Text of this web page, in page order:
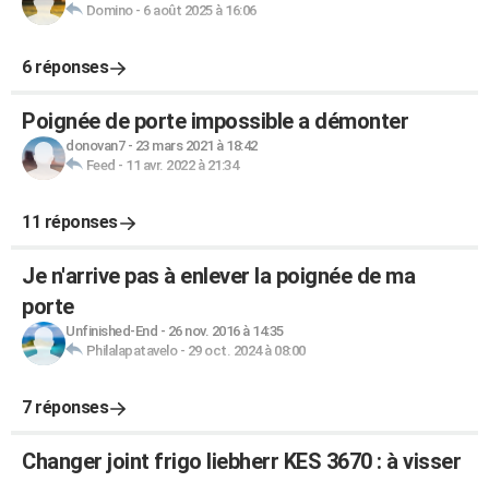
Domino- 6 août 2025 à 16:06
6 réponses
Poignée de porte impossible a démonter
donovan7- 23 mars 2021 à 18:42
Feed - 11 avr. 2022 à 21:34
11 réponses
Je n'arrive pas à enlever la poignée de ma
porte
Unfinished-End - 26 nov. 2016 à 14:35
Philalapatavelo- 29 oct. 2024 à 08:00
7 réponses
Changer joint frigo liebherr KES 3670 : à visser